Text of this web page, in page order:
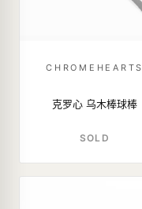
CHROMEHEARTS
克罗心 乌木棒球棒
SOLD